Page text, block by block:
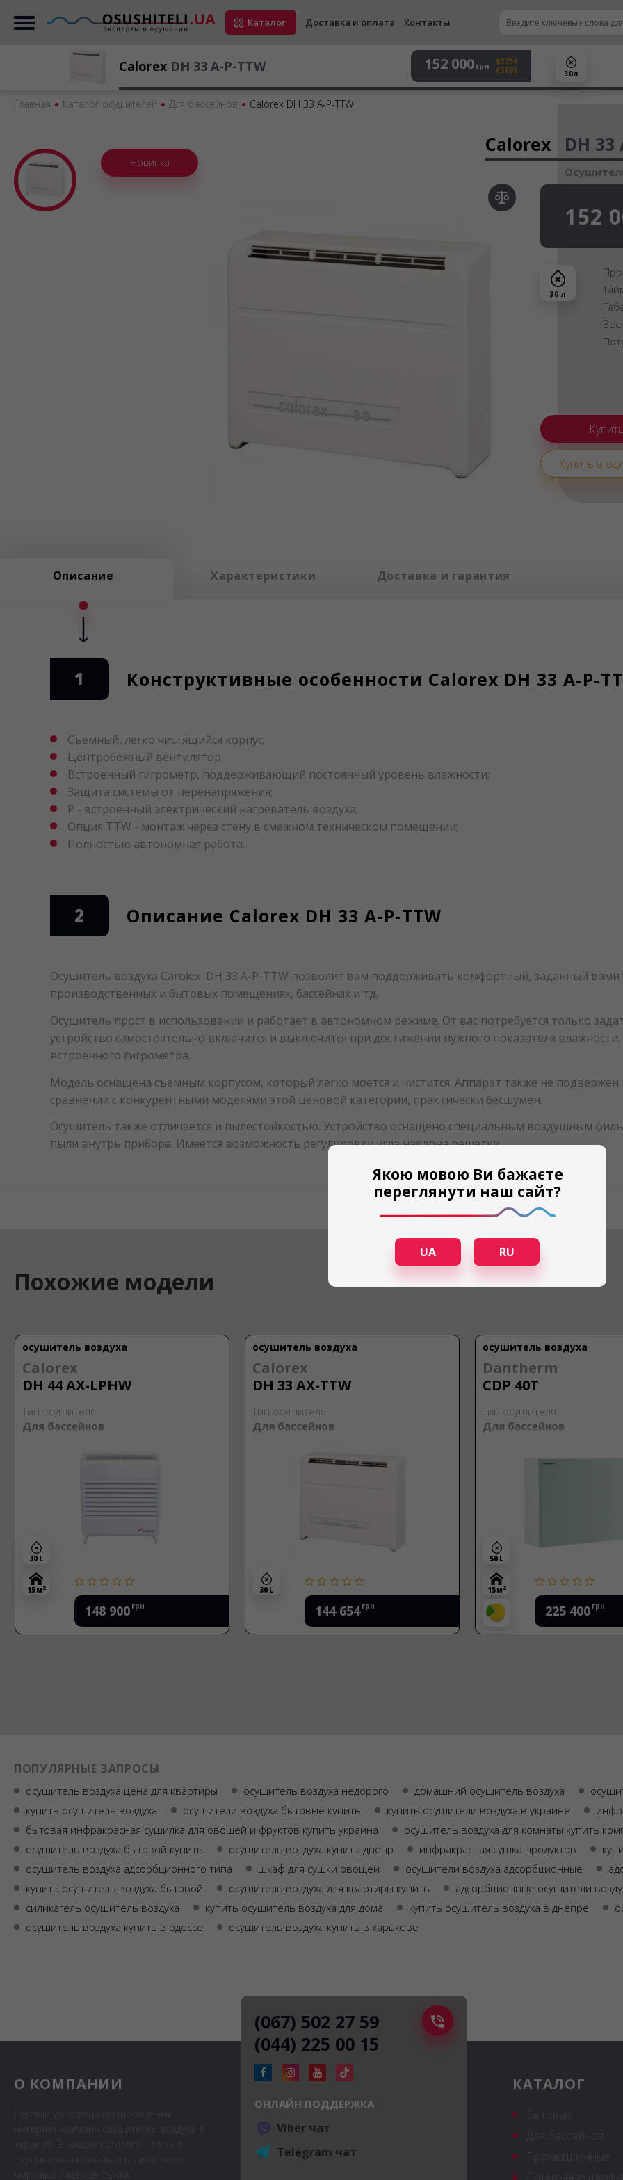
Каталог Доставка и оплата Контакты
Главная Каталог осушителей Для бассейнов Calorex DH 33 A-P-TTW
Calorex DH 33 A-P-TTW 152 000 грн
$3754
€3699
30 л
30 л
Новинка
Calorex DH 33
152
Купить в
Описание Характеристики Доставка и гарантия
1 Конструктивные особенности Calorex DH 33 A-P-
Съемный, легко чистящийся корпус;
Центробежный вентилятор;
Встроенный гигрометр, поддерживающий постоянный уровень влажности;
Защита системы от перенапряжения;
P - встроенный электрический нагреватель воздуха;
Опция TTW - монтаж через стену в смежном техническом помещении;
Полностью автономная работа.
2 Описание Calorex DH 33 A-P-TTW
Осушитель воздуха Carolex DH 33 A-P-TTW позволит вам поддерживать комфортный, заданный
производственных и бытовых помещениях, бассейнах и тд.
Осушитель прост в использовании и работает в автономном режиме. От вас потребуется только
устройство самостоятельно включится и выключится при достижении нужного показателя
встроенного гигрометра.
Модель оснащена съемным корпусом, который легко моется и чистится. Аппарат также не
сравнении с конкурентными моделями этой ценовой категории, практически бесшумен.
Осушитель также отличается и пылестойкостью. Устройство оснащено специальным воздушным
пыли внутрь прибора. Имеется возможность регулировки угла наклона решетки.
Похожие модели
осушитель воздуха
Calorex
DH 44 AX-LPHW
Тип осушителя:
Для бассейнов
148 900 грн
30 L
15 м 2
осушитель воздуха
Calorex
DH 33 AX-TTW
Тип осушителя:
Для бассейнов
144 654 грн
30 L
осушитель воздуха
Dantherm
CDP 40Т
Тип осушителя:
Для бассейнов
225 400 грн
50 L
15 м 2
ПОПУЛЯРНЫЕ ЗАПРОСЫ
осушитель воздуха цена для квартиры осушитель воздуха недорого домашний осушитель воздуха
купить осушитель воздуха
осушители воздуха бытовые купить купить осушители воздуха в украине
бытовая инфракрасная сушилка для овощей и фруктов купить украина
осушитель воздуха для комнаты купить
осушитель воздуха бытовой купить
осушитель воздуха купить днепр инфракрасная сушка продуктов
осушитель воздуха адсорбционного типа
шкаф для сушки овощей осушители воздуха адсорбционные
купить осушитель воздуха бытовой
осушитель воздуха для квартиры купить
адсорбционные осушители
силикагель осушитель воздуха
купить осушитель воздуха для дома купить осушитель воздуха в днепре
осушитель воздуха купить в одессе
осушитель воздуха купить в харькове
О КОМПАНИИ КАТАЛОГ
Для бассейнов
(067) 502 27 59
(044) 225 00 15
ОНЛАЙН ПОДДЕРЖКА
Viber чат
Telegram чат
Якою мовою Ви бажаєте
переглянути наш сайт?
UA RU